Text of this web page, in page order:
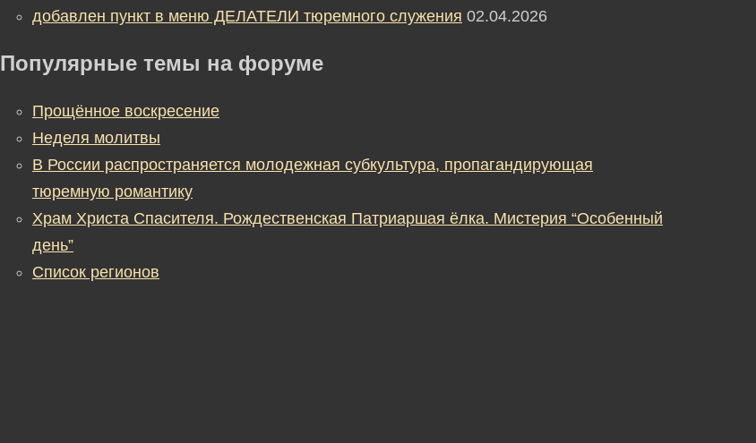
добавлен пункт в меню ДЕЛАТЕЛИ тюремного служения 02.04.2026
Популярные темы на форуме
Прощённое воскресение
Неделя молитвы
В России распространяется молодежная субкультура, пропагандирующая
тюремную романтику
Храм Христа Спасителя. Рождественская Патриаршая ёлка. Мистерия “Особенный
день”
Список регионов